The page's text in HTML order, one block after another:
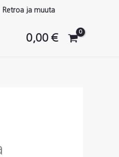
Retroa ja muuta
0,00€